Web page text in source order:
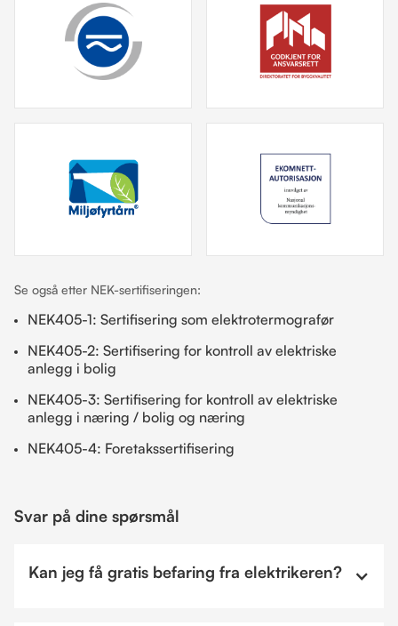
Se også etter NEK-sertifiseringen:
NEK405-1: Sertifisering som elektrotermografør
NEK405-2: Sertifisering for kontroll av elektriske
anlegg i bolig
NEK405-3: Sertifisering for kontroll av elektriske
anlegg i næring / bolig og næring
NEK405-4: Foretakssertifisering
Svar på dine spørsmål
Kan jeg få gratis befaring fra elektrikeren?